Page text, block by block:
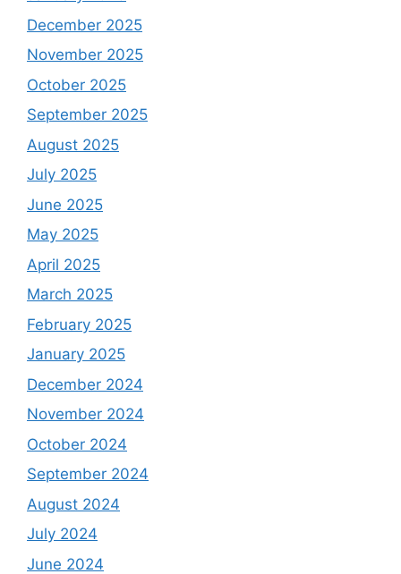
December 2025
November 2025
October 2025
September 2025
August 2025
July 2025
June 2025
May 2025
April 2025
March 2025
February 2025
January 2025
December 2024
November 2024
October 2024
September 2024
August 2024
July 2024
June 2024